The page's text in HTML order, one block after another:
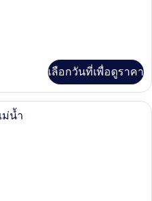
เลือกวันที่เพื่อดูราคา
ห้องดีลักซ์, เตียงเดี่ยว 2 เตียง, วิวแม่
ม่น้ำ